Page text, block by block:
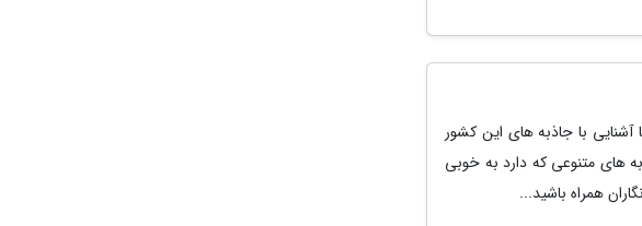
با جاذبه های این کشور
های متنوعی که دارد به خوبی
همراه باشید...